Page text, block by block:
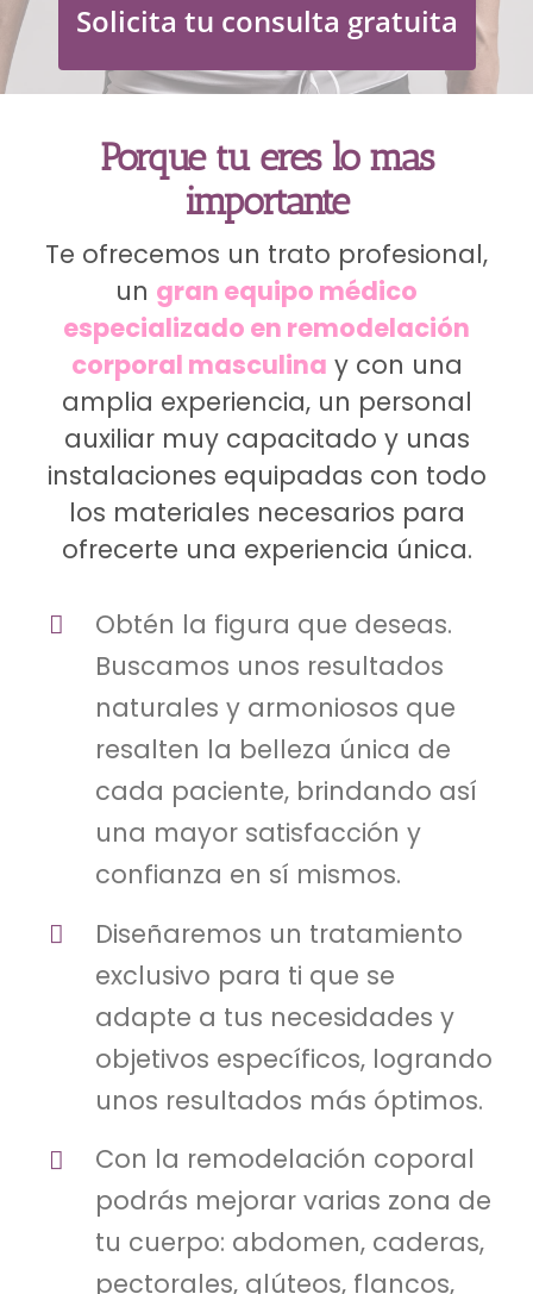
Solicita tu consulta gratuita
Porque tu eres lo mas
importante
Te ofrecemos un trato profesional,
un gran equipo médico
especializado en remodelación
corporal masculina y con una
amplia experiencia, un personal
auxiliar muy capacitado y unas
instalaciones equipadas con todo
los materiales necesarios para
ofrecerte una experiencia única.
Obtén la figura que deseas.
Buscamos unos resultados
naturales y armoniosos que
resalten la belleza única de
cada paciente, brindando así
una mayor satisfacción y
confianza en sí mismos.
Diseñaremos un tratamiento
exclusivo para ti que se
adapte a tus necesidades y
objetivos específicos, logrando
unos resultados más óptimos.
Con la remodelación coporal
podrás mejorar varias zona de
tu cuerpo: abdomen, caderas,
pectorales, glúteos, flancos,